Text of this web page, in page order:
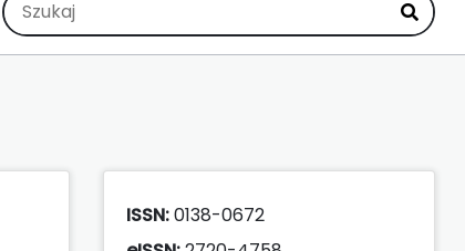
ISSN:0138-0672